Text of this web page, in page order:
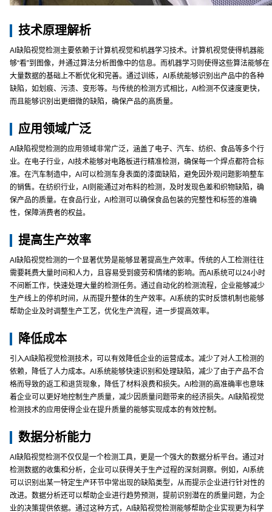
技术原理解析
AI缺陷视觉检测主要依赖于计算机视觉和机器学习技术。计算机视觉使得机器能
够“看”到图像，并通过算法分析图像中的信息。而机器学习则使得这些算法能够在
大量数据的基础上不断优化和完善。通过训练，AI系统能够识别出产品中的各种
缺陷，如划痕、污渍、变形等。与传统的检测方式相比，AI检测不仅速度更快，
而且能够识别出更细微的缺陷，确保产品的高质量。
应用领域广泛
AI缺陷视觉检测的应用领域非常广泛，涵盖了电子、汽车、纺织、食品等多个行
业。在电子行业，AI技术能够对电路板进行精准检测，确保每一个焊点都符合标
准。在汽车制造中，AI可以检测车身表面的漆面缺陷，避免因外观问题影响整车
的销售。在纺织行业，AI则能通过对布料的检测，及时发现色差和织物缺陷，确
保产品的质量。在食品行业，AI检测可以确保食品包装的完整性和标签的准确
性，保障消费者的权益。
提高生产效率
AI缺陷视觉检测的一个显著优势是能够显著提高生产效率。传统的人工检测往往
需要耗费大量时间和人力，且容易受到疲劳和情绪的影响。而AI系统可以24小时
不间断工作，快速处理大量的检测任务。通过自动化的检测流程，企业能够减少
生产线上的停机时间，从而提升整体的生产效率。AI系统的实时反馈机制也能够
帮助企业及时调整生产工艺，优化生产流程，进一步提高效率。
降低成本
引入AI缺陷视觉检测技术，可以有效降低企业的运营成本。减少了对人工检测的
依赖，降低了人力成本。AI系统能够快速识别和处理缺陷，减少了由于产品不合
格而导致的返工和退货现象，降低了材料浪费和损失。AI检测的高准确率也意味
着企业可以更好地控制生产质量，减少因质量问题带来的经济损失。AI缺陷视觉
检测技术的应用使得企业在提升质量的能够实现成本的有效控制。
数据分析能力
AI缺陷视觉检测不仅仅是一个检测工具，更是一个强大的数据分析平台。通过对
检测数据的收集和分析，企业可以获得关于生产过程的深刻洞察。例如，AI系统
可以识别出某一特定生产环节中常出现的缺陷类型，从而提示企业进行针对性的
改进。数据分析还可以帮助企业进行趋势预测，提前识别潜在的质量问题，为企
业的决策提供依据。通过这种方式，AI缺陷视觉检测能够帮助企业实现更为科学